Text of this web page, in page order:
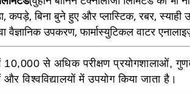
बिना बुने हुए और प्लास्टिक, रबर, स्याही
वैज्ञानिक उपकरण, फार्मास्युटिकल वाटर
10,000 से अधिक परीक्षण प्रयोगशालाओं,
विश्वविद्यालयों में उपयोग किया जाता है।